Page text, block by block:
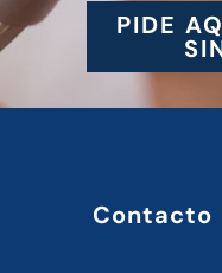
PIDE
Contacto